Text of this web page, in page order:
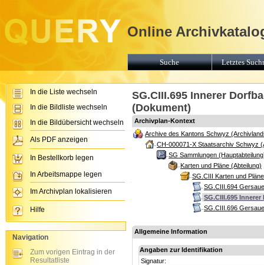
SG.CIII.695 Innerer
(Dokument)
Archivplan-Kontext
Archive des Kantons Schwyz
CH-000071-X Staatsarchiv Schwyz
SG Sammlungen
Karten und Pläne (Abteilung)
SG.CIII Karten und
SG.CIII.694
SG.CIII.695
SG.CIII.696
Allgemeine Information
Angaben zur Identifikation
Signatur:
Online
Suche Letztes
In die Liste wechseln
In die Bildliste wechseln
In die Bildübersicht wechseln
Als PDF anzeigen
In Bestellkorb legen
In Arbeitsmappe legen
Im Archivplan lokalisieren
Hilfe
Navigation
Zum vorigen Eintrag in der
Resultatliste